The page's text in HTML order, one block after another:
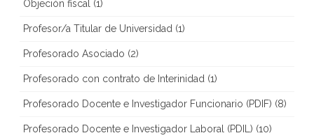
Objeción fiscal (1)
Profesor/a Titular de Universidad (1)
Profesorado Asociado (2)
Profesorado con contrato de Interinidad (1)
Profesorado Docente e Investigador Funcionario (PDIF) (8)
Profesorado Docente e Investigador Laboral (PDIL) (10)